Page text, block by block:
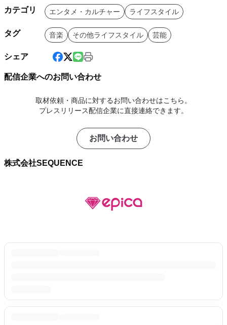
カテゴリ エンタメ・カルチャー ライフスタイル
タグ 音楽 その他ライフスタイル 芸能
シェア
配信企業へのお問い合わせ
取材依頼・商品に対するお問い合わせはこちら。
プレスリリース配信企業に直接連絡できます。
お問い合わせ
株式会社SEQUENCE